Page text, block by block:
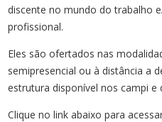
discente no mundo do trabalho
profissional.
Eles são ofertados nas
semipresencial ou à distância a
estrutura disponível nos campi e
Clique no link abaixo para